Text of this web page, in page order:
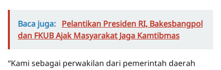
Baca juga: Pelantikan Presiden RI, Bakesbangpol
dan FKUB Ajak Masyarakat Jaga Kamtibmas
“Kami sebagai perwakilan dari pemerintah daerah